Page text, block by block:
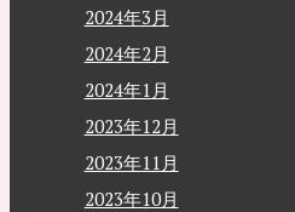
2024年3月
2024年2月
2024年1月
2023年12月
2023年11月
2023年10月